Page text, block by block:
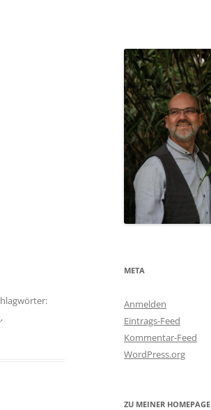
,
META
Anmelden
Eintrags-Feed
Kommentar-Feed
WordPress.org
ZU MEINER HOMEPAGE